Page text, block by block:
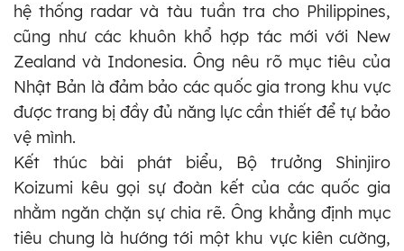
hệ thống radar và tàu tuần tra cho Philippines,
cũng như các khuôn khổ hợp tác mới với New
Zealand và Indonesia. Ông nêu rõ mục tiêu của
Nhật Bản là đảm bảo các quốc gia trong khu vực
được trang bị đầy đủ năng lực cần thiết để tự bảo
vệ mình.
Kết thúc bài phát biểu, Bộ trưởng Shinjiro
Koizumi kêu gọi sự đoàn kết của các quốc gia
nhằm ngăn chặn sự chia rẽ. Ông khẳng định mục
tiêu chung là hướng tới một khu vực kiên cường,